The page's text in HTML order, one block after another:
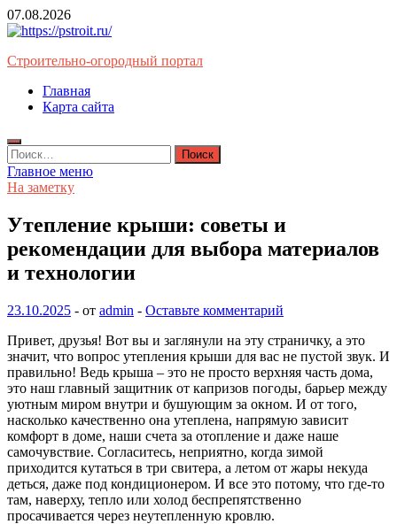
Перейти
к
07.08.2026
Строительно-огородный портал
Главная
Карта сайта
Найти:
Главное меню
На заметку
Утепление крыши: советы и
рекомендации для выбора материалов
и технологии
23.10.2025 - от admin - Оставьте комментарий
Привет, друзья! Вот вы и заглянули на эту страничку, а это
значит, что вопрос утепления крыши для вас не пустой звук. И
правильно! Ведь крыша – это не просто верхняя часть дома,
это наш главный защитник от капризов погоды, барьер между
уютным миром внутри и бушующим за окном. И от того,
насколько качественно она утеплена, напрямую зависит
комфорт в доме, наши счета за отопление и даже наше
самочувствие. Согласитесь, неприятно, когда зимой
приходится кутаться в три свитера, а летом от жары некуда
деться, даже под кондиционером. И все это потому, что где-то
там, наверху, тепло или холод беспрепятственно
просачивается через неутепленную кровлю.